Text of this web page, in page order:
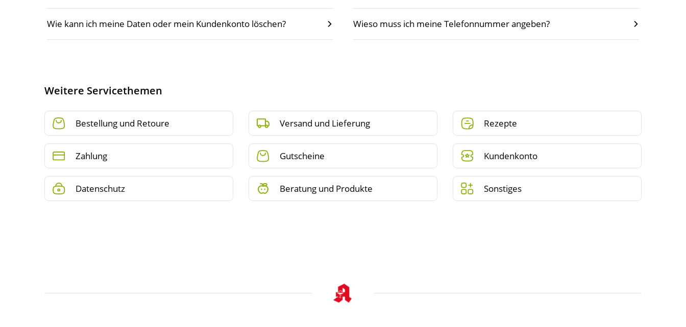
Wie kann ich meine Daten oder mein Kundenkonto löschen? Wieso muss ich meine Telefonnummer angeben?
Weitere Servicethemen
Bestellung und Retoure Versand und Lieferung Rezepte
Zahlung Gutscheine Kundenkonto
Datenschutz Beratung und Produkte Sonstiges